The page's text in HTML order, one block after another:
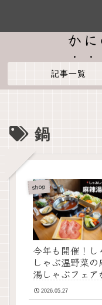
か
記事一覧
鍋
shop
今年も開催！し
しゃぶ温野菜の
湯しゃぶフェア
化して帰ってきた
🌶️！！
2026.05.27